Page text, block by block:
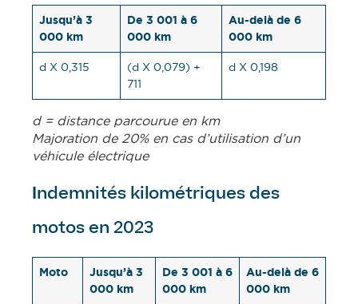
Jusqu’à 3
000 km
De 3 001 à 6
000 km
Au-delà de 6
000 km
d X 0,315
(d X 0,079) +
711
d X 0,198
d = distance parcourue en km
Majoration de 20% en cas d’utilisation d’un
véhicule électrique
Indemnités kilométriques des
motos en 2023
Moto
Jusqu’à 3
000 km
De 3 001 à 6
000 km
Au-delà de 6
000 km